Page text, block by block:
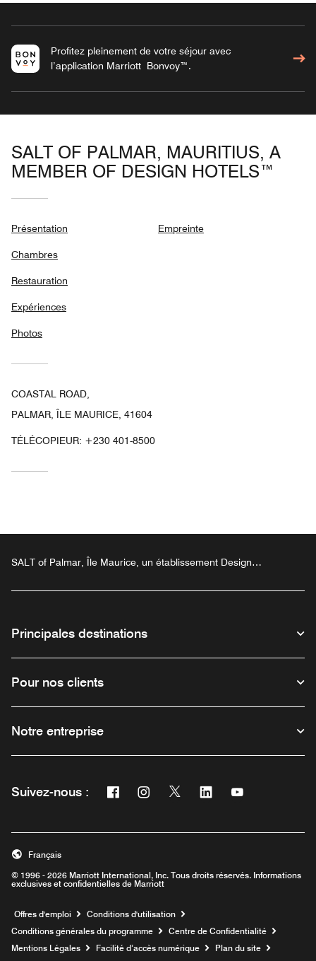
Profitez pleinement de votre séjour avec
l’application Marriott Bonvoy™.
SALT OF PALMAR, MAURITIUS, A
MEMBER OF DESIGN HOTELS™
Présentation
Chambres
Restauration
Expériences
Photos
Empreinte
COASTAL ROAD,
PALMAR, ÎLE MAURICE, 41604
TÉLÉCOPIEUR: +230 401-8500
SALT of Palmar, Île Maurice, un établissement Design
Principales destinations
Pour nos clients
Notre entreprise
Suivez-nous : Facebook
Ouvre une nouvelle fenêtre
Instagram
Ouvre une nouvelle fenêtre
Twitter
Ouvre une nouvelle fenêtre
Linkedin
Ouvre une nouvelle
Ouvre une
© 1996 - 2026 Marriott International, Inc. Tous droits réservés. Informations
exclusives et confidentielles de Marriott
Français
Offres d'emploi Ouvre une nouvelle fenêtre
Conditions d'utilisation
Conditions générales du programme
Centre de Confidentialité
Mentions Légales
Facilité d’accès numérique
Plan du site